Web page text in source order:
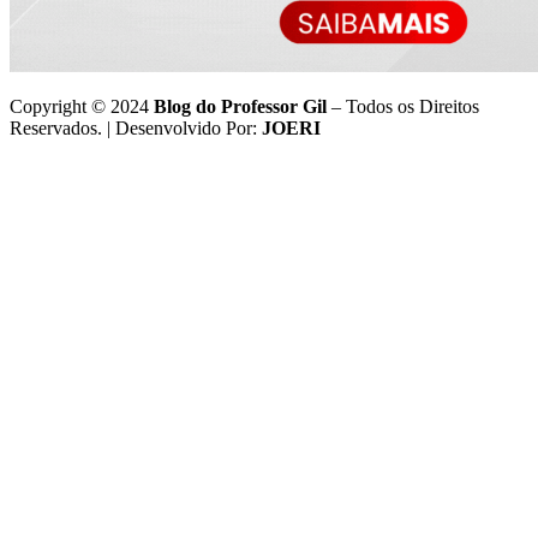
Copyright © 2024 Blog do Professor Gil – Todos os Direitos
Reservados. | Desenvolvido Por: JOERI